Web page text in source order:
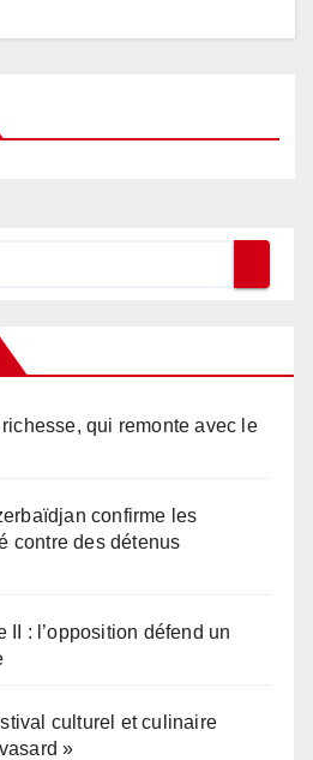
richesse, qui remonte avec le
confirme les
contre des détenus
: l’opposition défend un
culturel et culinaire
»